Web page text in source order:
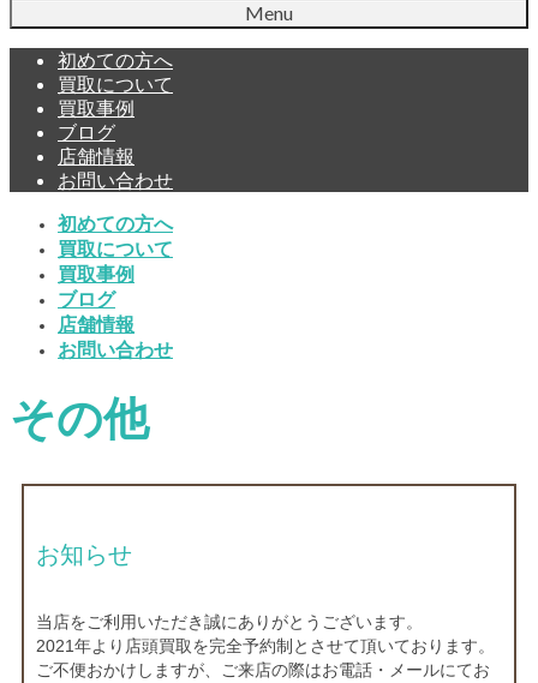
Menu
初めての方へ
買取について
買取事例
ブログ
店舗情報
お問い合わせ
初めての方へ
買取について
買取事例
ブログ
店舗情報
お問い合わせ
その他
お知らせ
当店をご利用いただき誠にありがとうございます。
2021年より店頭買取を完全予約制とさせて頂いております。
ご不便おかけしますが、ご来店の際はお電話・メールにてお